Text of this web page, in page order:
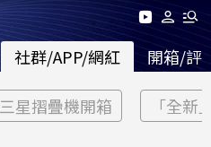
社群/APP/網紅 開箱/評
三星摺疊機開箱 「全新